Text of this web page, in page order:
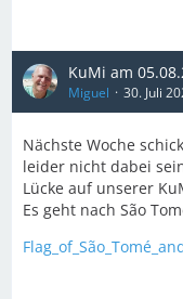
KuMi am
Miguel 30. Juli
Nächste Woche
leider nicht dabei
Lücke auf unserer
Es geht nach São